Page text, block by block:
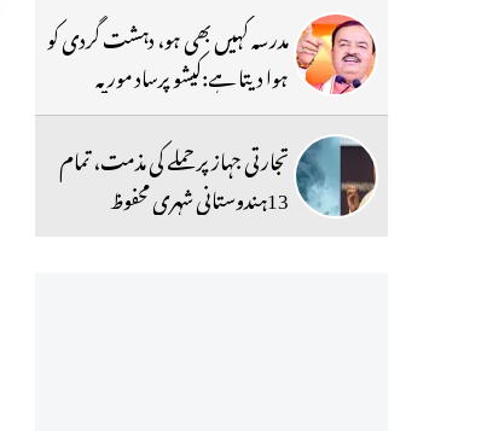
مدرسہ کہیں بھی ہو، دہشت گردی کو
ہوا دیتا ہے:کیشو پرساد موریہ
تجارتی جہاز پر حملے کی مذمت، تمام
13ہندوستانی شہری محفوظ